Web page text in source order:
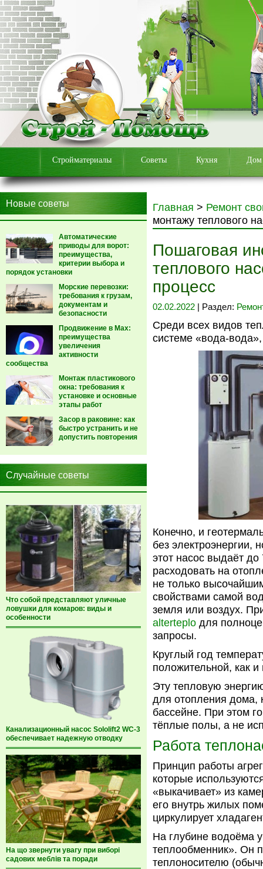
Стройматериалы Советы Кухня Дом
Новые советы
Автоматические
приводы для ворот:
преимущества,
критерии выбора и
порядок установки
Морские перевозки:
требования к грузам,
документам и
безопасности
Продвижение в Max:
преимущества
увеличения
активности
сообщества
Монтаж пластикового
окна: требования к
установке и основные
этапы работ
Засор в раковине: как
быстро устранить и не
допустить повторения
Случайные советы
Что собой представляют уличные
ловушки для комаров: виды и
особенности
Канализационный насос Sololift2 WC-3
обеспечивает надежную отводку
На що звернути увагу при виборі
садових меблів та поради
Главная > Ремонт
монтажу теплового
Пошаговая
теплового
процесс
02.02.2022 | Раздел:
Среди всех видов
системе «вода-
Конечно, и
без электроэнергии,
этот насос выдаёт
расходовать на
не только
свойствами самой
земля или воздух.
alterteplo для
запросы.
Круглый год
положительной, как
Эту тепловую
для отопления дома,
бассейне. При этом
тёплые полы, а не
Работа
Принцип работы
которые
«выкачивает» из
его внутрь жилых
циркулирует
На глубине водоёма
теплообменник». Он
теплоносителю